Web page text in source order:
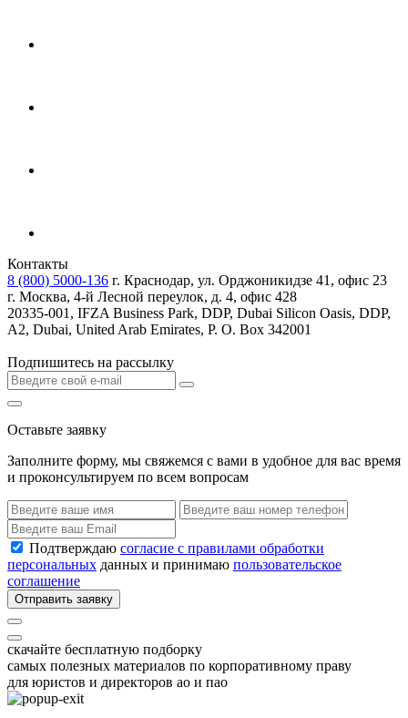
Контакты
8 (800) 5000-136 г. Краснодар, ул. Орджоникидзе 41, офис 23
г. Москва, 4-й Лесной переулок, д. 4, офис 428
20335-001, IFZA Business Park, DDP, Dubai Silicon Oasis, DDP,
A2, Dubai, United Arab Emirates, P. O. Box 342001
Подпишитесь на рассылку
Оставьте заявку
Заполните форму, мы свяжемся с вами в удобное для вас время
и проконсультируем по всем вопросам
Подтверждаю согласие с правилами обработки
персональных данных и принимаю пользовательское
соглашение
Отправить заявку
скачайте бесплатную подборку
самых полезных материалов по корпоративному праву
для юристов и директоров ао и пао